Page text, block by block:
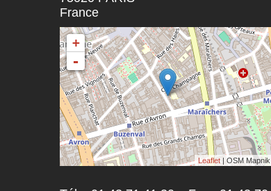
France
+
-
Leaflet | OSM Mapnik